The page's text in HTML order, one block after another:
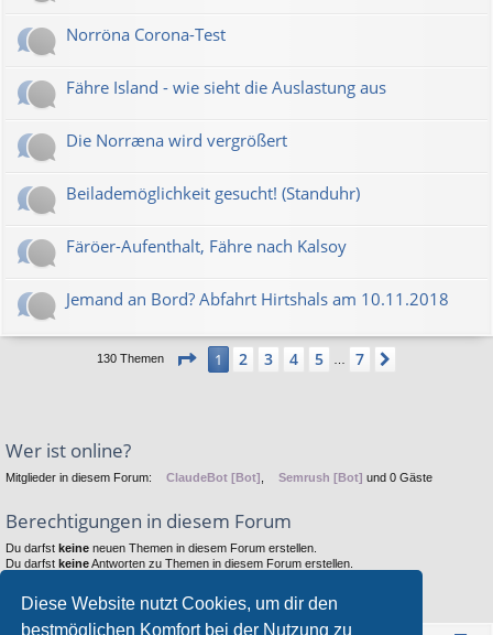
Diese Website nutzt Cookies, um dir den
bestmöglichen Komfort bei der Nutzung zu
Norröna Corona-Test
Fähre Island - wie sieht die Auslastung aus
Die Norræna wird vergrößert
Beilademöglichkeit gesucht! (Standuhr)
Färöer-Aufenthalt, Fähre nach Kalsoy
Jemand an Bord? Abfahrt Hirtshals am 10.11.2018
130 Themen Seite 1 von 7
1 2 3 4 5 7
Wer ist online?
Mitglieder in diesem Forum: ClaudeBot [Bot] Semrush [Bot] und 0 Gäste
Berechtigungen in diesem Forum
Du darfst keine neuen Themen in diesem Forum erstellen.
Du darfst keineAntworten zu Themen in diesem Forum erstellen.
Du darfst deine Beiträge in diesem Forum
löschen.
Du darfstkeineDateianhänge in diesem Forum erstellen.